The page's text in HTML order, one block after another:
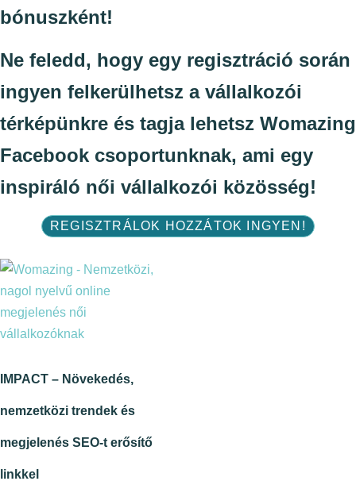
bónuszként!
Ne feledd, hogy egy regisztráció során
ingyen felkerülhetsz a vállalkozói
térképünkre és tagja lehetsz Womazing
Facebook csoportunknak, ami egy
inspiráló női vállalkozói közösség!
REGISZTRÁLOK HOZZÁTOK INGYEN!
IMPACT – Növekedés,
nemzetközi trendek és
megjelenés SEO-t erősítő
linkkel